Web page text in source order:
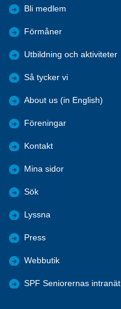
Bli medlem
Förmåner
Utbildning och aktiviteter
Så tycker vi
About us (in English)
Föreningar
Kontakt
Mina sidor
Sök
Lyssna
Press
Webbutik
SPF Seniorernas intranät